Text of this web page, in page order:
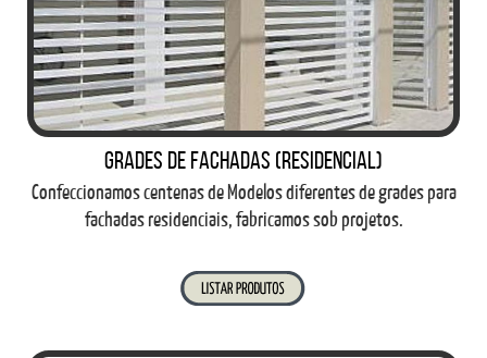
Grades de fachadas (residencial)
Confeccionamos centenas de Modelos diferentes de grades para
fachadas residenciais, fabricamos sob projetos.